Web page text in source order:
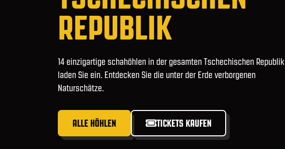
REPUBLIK
14 einzigartige schahöhlen in der gesamten Tschechischen Republik
laden Sie ein. Entdecken Sie die unter der Erde verborgenen
Naturschätze.
ALLE HÖHLEN TICKETS KAUFEN